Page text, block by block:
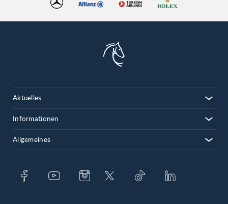
Aktuelles
Informationen
Allgemeines